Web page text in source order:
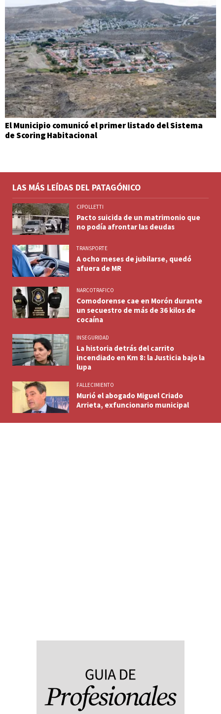
El Municipio comunicó el primer listado del Sistema
de Scoring Habitacional
LAS MÁS LEÍDAS DEL PATAGÓNICO
CIPOLLETTI
Pacto suicida de un matrimonio que
no podía afrontar las deudas
TRANSPORTE
A ocho meses de jubilarse, quedó
afuera de MR
NARCOTRAFICO
Comodorense cae en Morón durante
un secuestro de más de 36 kilos de
cocaína
INSEGURIDAD
La historia detrás del carrito
incendiado en Km 8: la Justicia bajo la
lupa
FALLECIMIENTO
Murió el abogado Miguel Criado
Arrieta, exfuncionario municipal